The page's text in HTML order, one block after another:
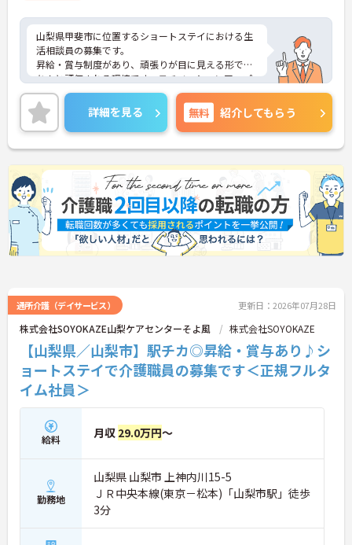
山梨県甲斐市に位置するショートステイにおける生
活相談員の募集です。
昇給・賞与制度があり、頑張りが目に見える形でき
ちんと評価される環境です。モチベーションアップ
につながります。資格や経験を活かしながらご勤務
いただける環境です。
ご興味のある方には、面接対策ポイントなど、さら
に詳細をご案内しますのでお気軽にご相談くださ
い！
詳細を見る 無料 紹介してもらう
通所介護（デイサービス） 更新日：2026年07月28日
株式会社SOYOKAZE山梨ケアセンターそよ風 株式会社SOYOKAZE
【山梨県／山梨市】駅チカ◎昇給・賞与あり♪シ
ョートステイで介護職員の募集です＜正規フルタ
イム社員＞
給料 月収 29.0万円～
勤務地
山梨県 山梨市 上神内川15-5
ＪＲ中央本線(東京－松本)「山梨市駅」徒歩
3分